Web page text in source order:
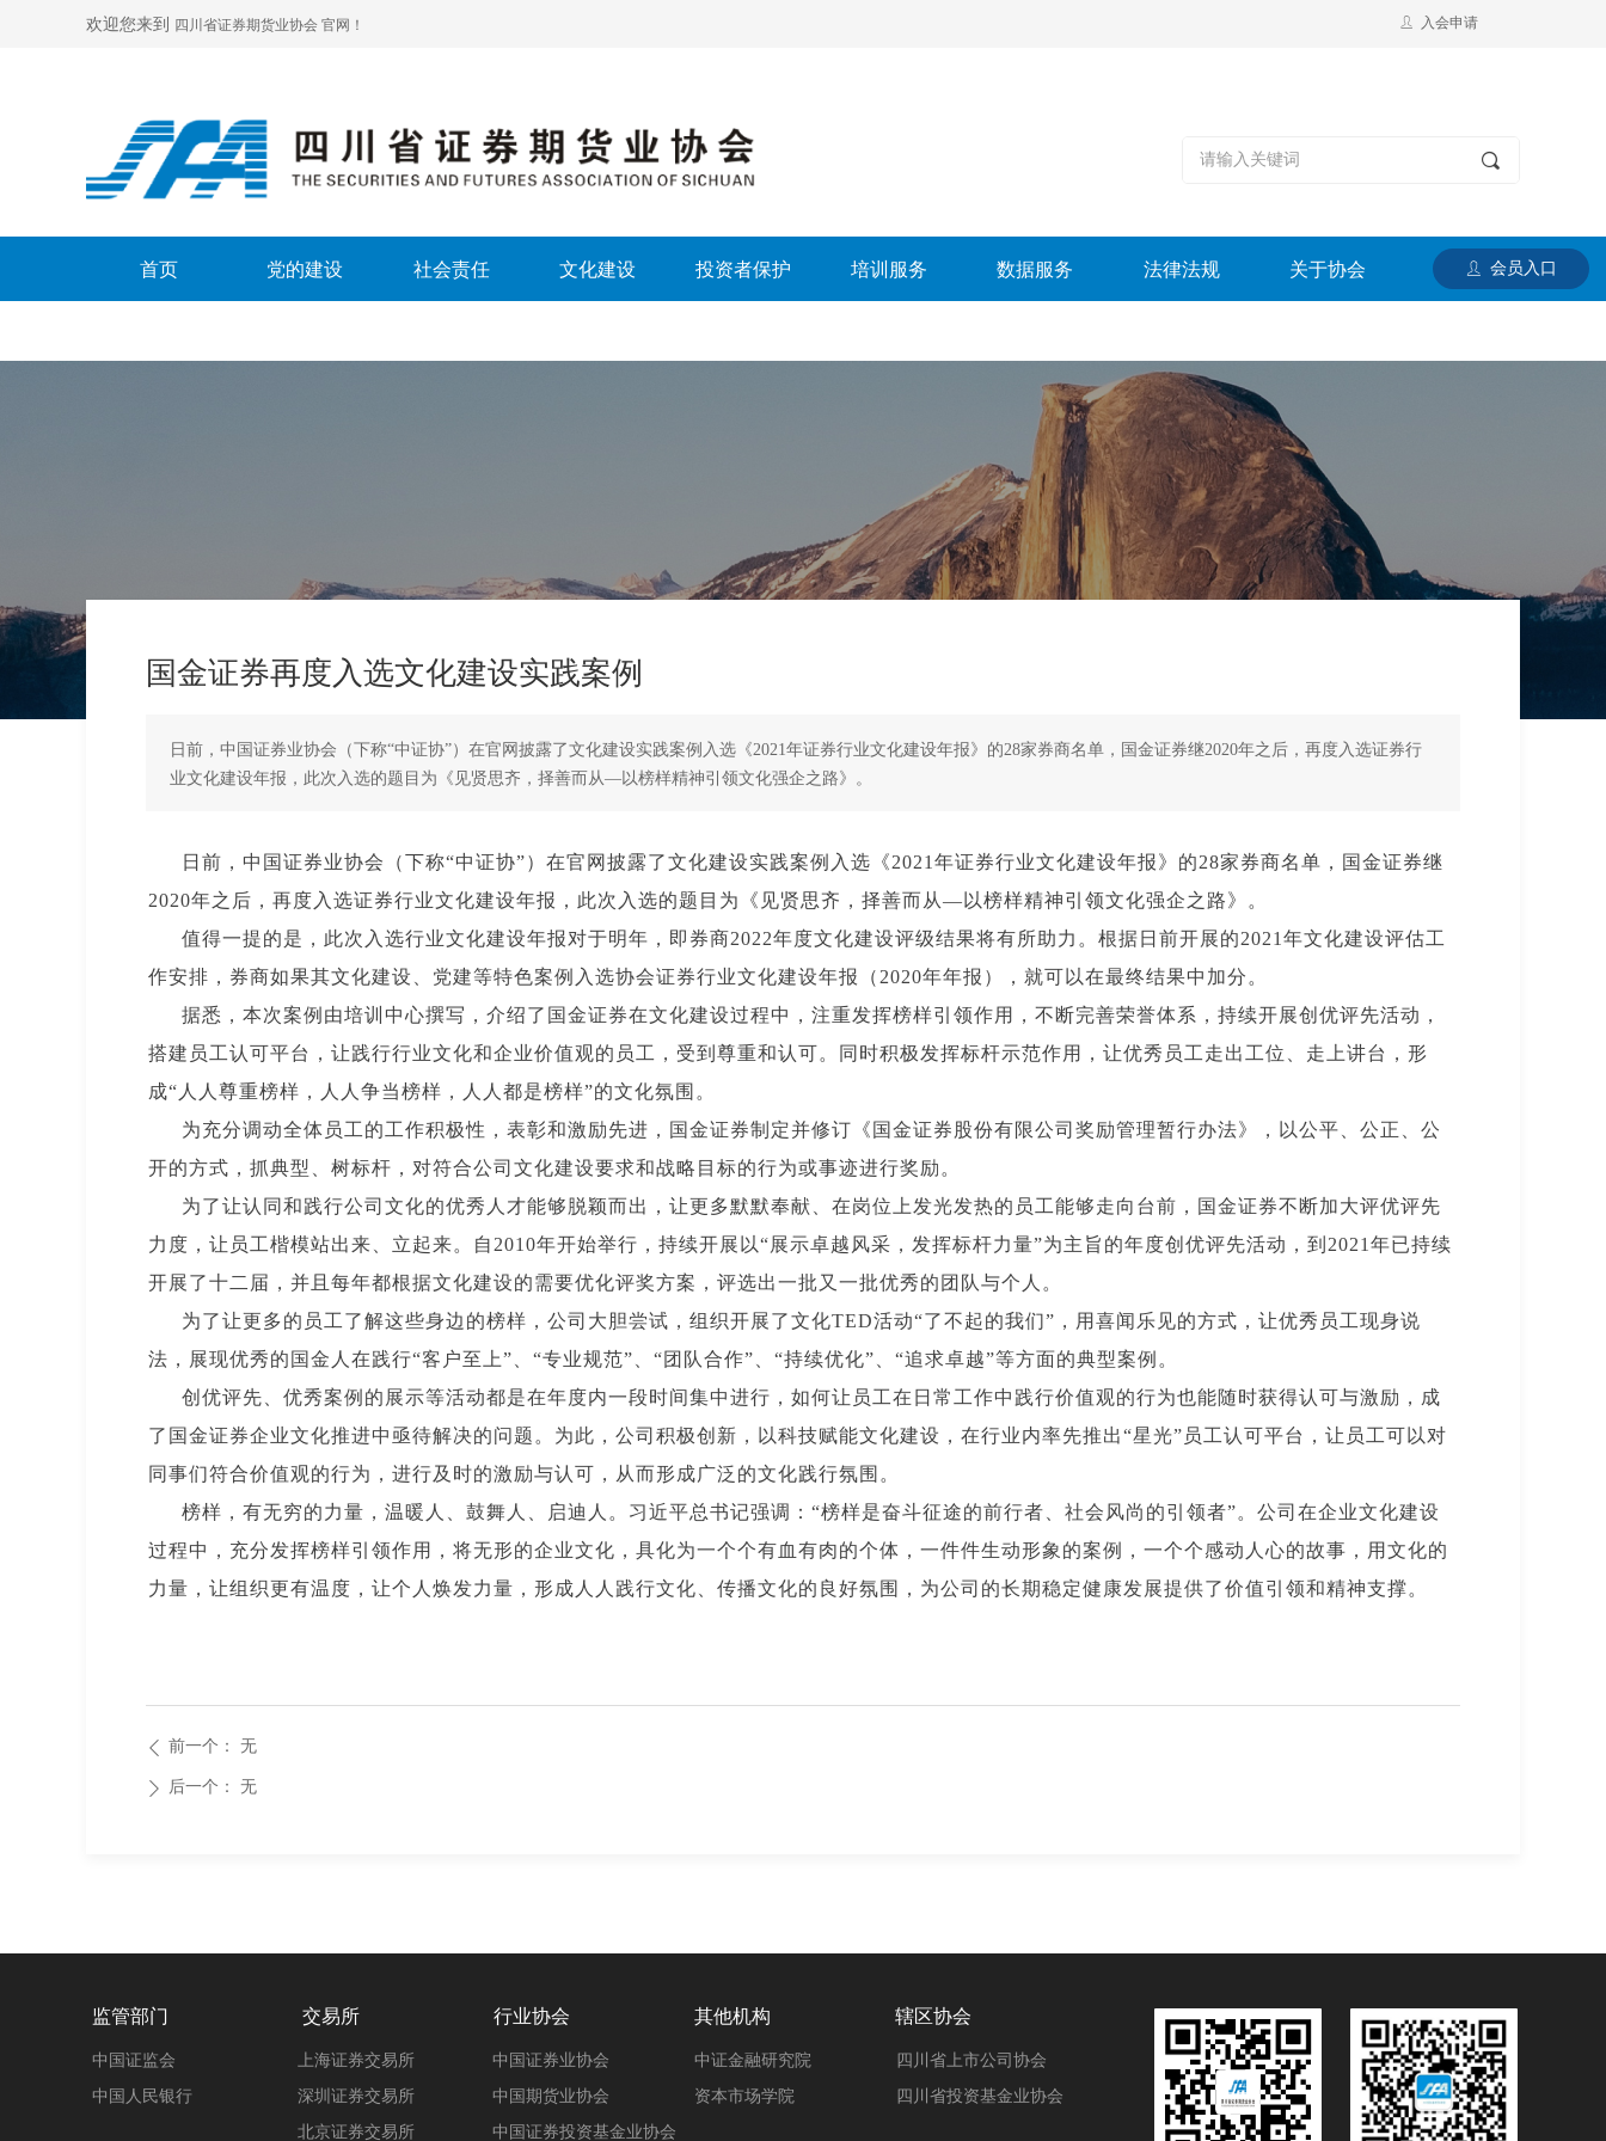
首页 党的建设 社会责任 文化建设 投资者保护 培训服务 数据服务 法律法规 关于协会
欢迎您来到 四川省证券期货业协会 官网！ ꄑ 入会申请
끠
ꄑ 会员入口
日前，中国证券业协会（下称“中证协”）在官网披露了文化建设实践案例入选《2021年证券行业文化建设年报》的28家券商名单，国金证券继
2020年之后，再度入选证券行业文化建设年报，此次入选的题目为《见贤思齐，择善而从—以榜样精神引领文化强企之路》。
值得一提的是，此次入选行业文化建设年报对于明年，即券商2022年度文化建设评级结果将有所助力。根据日前开展的2021年文化建设评估工
作安排，券商如果其文化建设、党建等特色案例入选协会证券行业文化建设年报（2020年年报），就可以在最终结果中加分。
据悉，本次案例由培训中心撰写，介绍了国金证券在文化建设过程中，注重发挥榜样引领作用，不断完善荣誉体系，持续开展创优评先活动，
搭建员工认可平台，让践行行业文化和企业价值观的员工，受到尊重和认可。同时积极发挥标杆示范作用，让优秀员工走出工位、走上讲台，形
成“人人尊重榜样，人人争当榜样，人人都是榜样”的文化氛围。
为充分调动全体员工的工作积极性，表彰和激励先进，国金证券制定并修订《国金证券股份有限公司奖励管理暂行办法》，以公平、公正、公
开的方式，抓典型、树标杆，对符合公司文化建设要求和战略目标的行为或事迹进行奖励。
为了让认同和践行公司文化的优秀人才能够脱颖而出，让更多默默奉献、在岗位上发光发热的员工能够走向台前，国金证券不断加大评优评先
力度，让员工楷模站出来、立起来。自2010年开始举行，持续开展以“展示卓越风采，发挥标杆力量”为主旨的年度创优评先活动，到2021年已持续
开展了十二届，并且每年都根据文化建设的需要优化评奖方案，评选出一批又一批优秀的团队与个人。
为了让更多的员工了解这些身边的榜样，公司大胆尝试，组织开展了文化TED活动“了不起的我们”，用喜闻乐见的方式，让优秀员工现身说
法，展现优秀的国金人在践行“客户至上”、“专业规范”、“团队合作”、“持续优化”、“追求卓越”等方面的典型案例。
创优评先、优秀案例的展示等活动都是在年度内一段时间集中进行，如何让员工在日常工作中践行价值观的行为也能随时获得认可与激励，成
了国金证券企业文化推进中亟待解决的问题。为此，公司积极创新，以科技赋能文化建设，在行业内率先推出“星光”员工认可平台，让员工可以对
同事们符合价值观的行为，进行及时的激励与认可，从而形成广泛的文化践行氛围。
榜样，有无穷的力量，温暖人、鼓舞人、启迪人。习近平总书记强调：“榜样是奋斗征途的前行者、社会风尚的引领者”。公司在企业文化建设
过程中，充分发挥榜样引领作用，将无形的企业文化，具化为一个个有血有肉的个体，一件件生动形象的案例，一个个感动人心的故事，用文化的
力量，让组织更有温度，让个人焕发力量，形成人人践行文化、传播文化的良好氛围，为公司的长期稳定健康发展提供了价值引领和精神支撑。
国金证券再度入选文化建设实践案例
ꄴ 前一个： 无
ꄲ 后一个： 无
日前，中国证券业协会（下称“中证协”）在官网披露了文化建设实践案例入选《2021年证券行业文化建设年报》的28家券商名单，国金证券继2020年之后，再度入选证券行
业文化建设年报，此次入选的题目为《见贤思齐，择善而从—以榜样精神引领文化强企之路》。
监管部门 交易所 行业协会 其他机构 辖区协会
中国证监会
中国人民银行
中证金融研究院
资本市场学院
上海证券交易所
深圳证券交易所
北京证券交易所
中国证券业协会
中国期货业协会
中国证券投资基金业协会
四川省上市公司协会
四川省投资基金业协会